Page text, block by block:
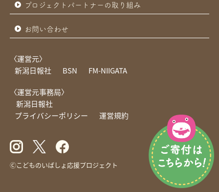
プロジェクトパートナーの取り組み
お問い合わせ
〈運営元〉
新潟日報社
BSN FM-NIIGATA
〈運営元事務局〉
新潟日報社
プライバシーポリシー
運営規約
Ⓒこどものいばしょ応援プロジェクト